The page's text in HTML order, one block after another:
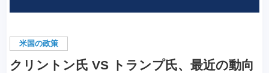
米国の政策
クリントン氏 VS トランプ氏、最近の動向